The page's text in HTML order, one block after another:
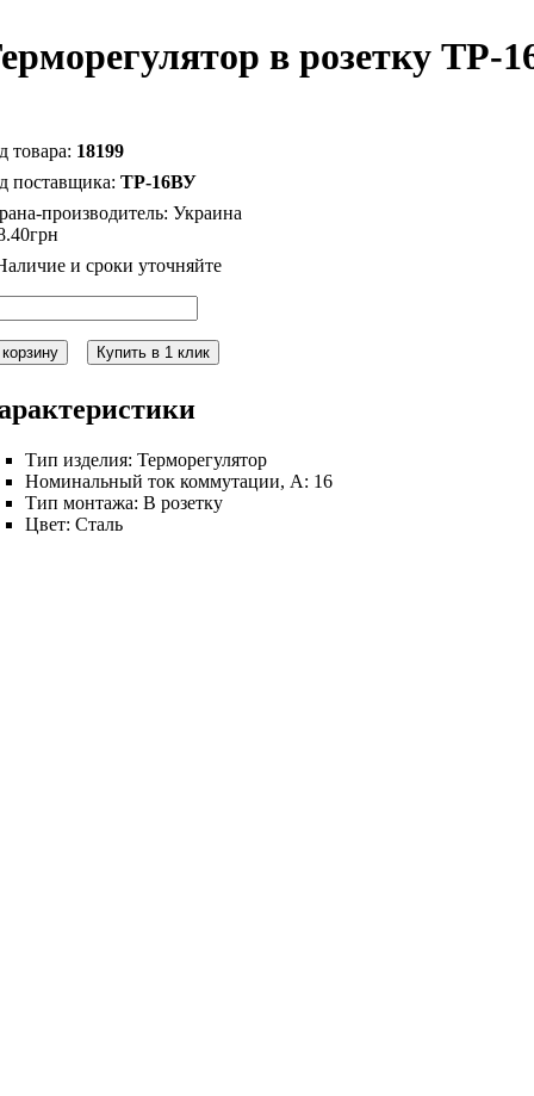
в розетку
18199
ТР-16ВУ
производитель: Украина
.40грн
Купить в 1 клик
Тип изделия: Терморегулятор
Номинальный ток коммутации, А: 16
Тип монтажа: В розетку
Цвет: Сталь